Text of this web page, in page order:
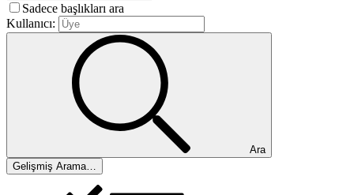
Sadece başlıkları ara
Kullanıcı:
Ara
Gelişmiş Arama…